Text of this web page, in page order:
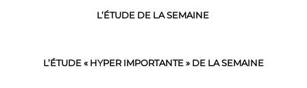
L’ÉTUDE DE LA SEMAINE
L’ÉTUDE « HYPER IMPORTANTE » DE LA SEMAINE